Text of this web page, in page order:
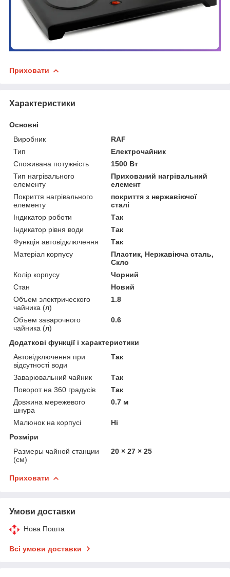
Приховати
Характеристики
Основні
Виробник
RAF
Тип
Електрочайник
Споживана потужність
1500 Вт
Тип нагрівального
елементу
Прихований нагрівальний
елемент
Покриття нагрівального
елементу
покриття з нержавіючої
сталі
Індикатор роботи
Так
Індикатор рівня води
Так
Функція автовідключення
Так
Матеріал корпусу
Пластик, Нержавіюча сталь,
Скло
Колір корпусу
Чорний
Стан
Новий
Объем электрического
чайника (л)
1.8
Объем заварочного
чайника (л)
0.6
Додаткові функції і характеристики
Автовідключення при
відсутності води
Так
Заварювальний чайник
Так
Поворот на 360 градусів
Так
Довжина мережевого
шнура
0.7 м
Малюнок на корпусі
Ні
Розміри
Размеры чайной станции
(см)
20 × 27 × 25
Приховати
Умови доставки
Нова Пошта
Всі умови доставки